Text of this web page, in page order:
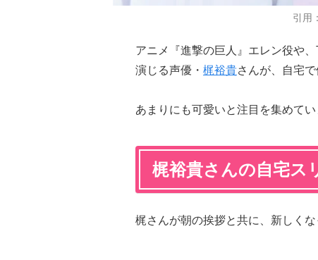
引用
アニメ『進撃の巨人』エレン役や
演じる声優・ 梶裕貴さんが、自宅
あまりにも可愛いと注目を集めてい
梶裕貴さんの自宅ス
梶さんが朝の挨拶と共に、新しく